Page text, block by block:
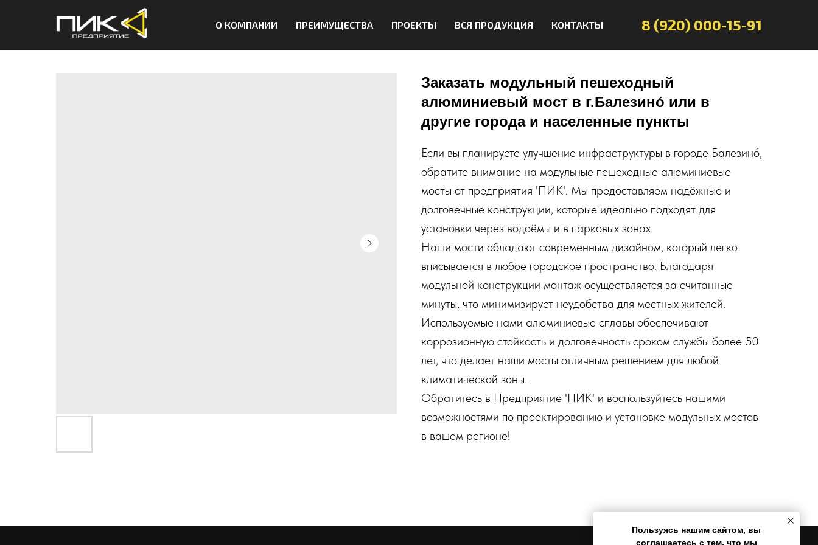
О КОМПАНИИ ПРЕИМУЩЕСТВА ПРОЕКТЫ ВСЯ ПРОДУКЦИЯ КОНТАКТЫ 8 (920) 000-15-91
Заказать модульный пешеходный
алюминиевый мост в г.Балезино́ или в
другие города и населенные пункты
Если вы планируете улучшение инфраструктуры в городе Балезино́,
обратите внимание на модульные пешеходные алюминиевые
мосты от предприятия 'ПИК'. Мы предоставляем надёжные и
долговечные конструкции, которые идеально подходят для
установки через водоёмы и в парковых зонах.
Наши мости обладают современным дизайном, который легко
вписывается в любое городское пространство. Благодаря
модульной конструкции монтаж осуществляется за считанные
минуты, что минимизирует неудобства для местных жителей.
Используемые нами алюминиевые сплавы обеспечивают
коррозионную стойкость и долговечность сроком службы более 50
лет, что делает наши мосты отличным решением для любой
климатической зоны.
Обратитесь в Предприятие 'ПИК' и воспользуйтесь нашими
возможностями по проектированию и установке модульных мостов
в вашем регионе!
Пользуясь нашим сайтом, вы
соглашаетесь с тем, что мы